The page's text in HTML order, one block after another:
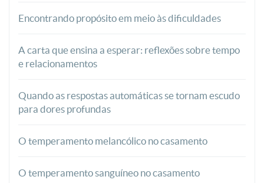
Encontrando propósito em meio às dificuldades
A carta que ensina a esperar: reflexões sobre tempo
e relacionamentos
Quando as respostas automáticas se tornam escudo
para dores profundas
O temperamento melancólico no casamento
O temperamento sanguíneo no casamento